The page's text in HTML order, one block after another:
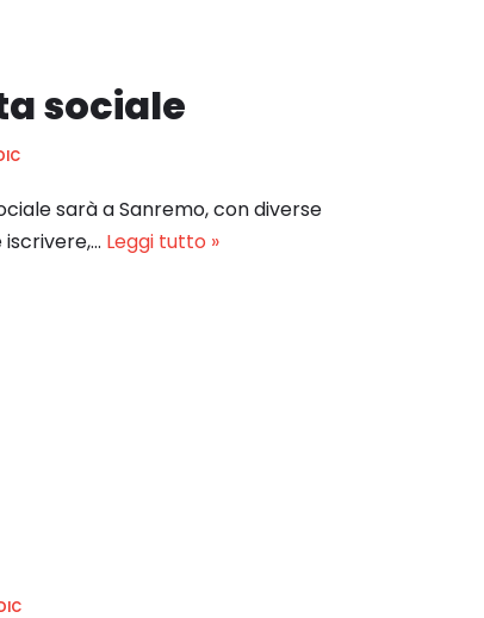
sociale
sarà a Sanremo, con diverse
Leggi tutto »